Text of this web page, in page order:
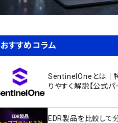
おすすめコラム
SentinelOneとは｜
りやすく解説【公式パ
EDR製品を比較して